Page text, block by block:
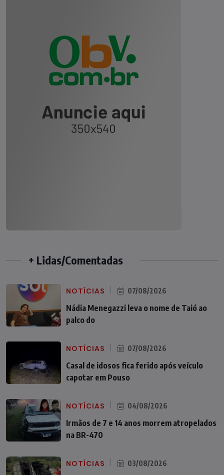
+ Lidas/Comentadas
NOTÍCIAS 07/08/2026
Nádia Menegazzi leva o nome de Taió ao
palco do
NOTÍCIAS 07/08/2026
Casal de idosos fica ferido após veículo
capotar em Pouso
NOTÍCIAS 04/08/2026
Irmãos de 7 e 14 anos morrem atropelados
na BR-470
NOTÍCIAS 03/08/2026